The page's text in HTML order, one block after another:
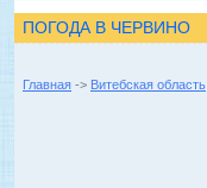
ПОГОДА В ЧЕРВИНО
Главная -> Витебская область